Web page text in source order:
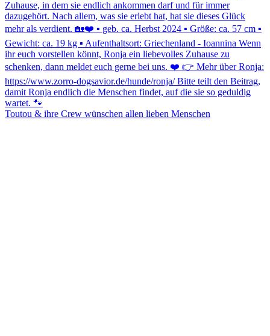
Toutou & ihre Crew wünschen allen lieben Menschen